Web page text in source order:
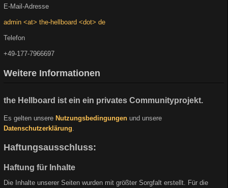
E-Mail-Adresse
admin <at> the-hellboard <dot> de
Telefon
+49-177-7966697
Weitere Informationen
the Hellboard ist ein ein privates Communityprojekt.
Es gelten unsere Nutzungsbedingungen und unsere
Datenschutzerklärung
Haftungsausschluss:
Haftung für Inhalte
Die Inhalte unserer Seiten wurden mit größter Sorgfalt erstellt. Für die